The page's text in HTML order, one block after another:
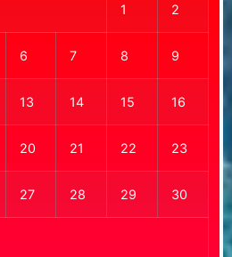
1 2
6 7 8 9
13 14 15 16
20 21 22 23
27 28 29 30